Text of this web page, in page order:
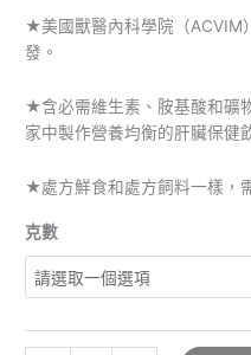
★美國獸醫內科學院（ACVIM
發。
★含必需維生素、胺基酸和礦
家中製作營養均衡的肝臟保健
★處方鮮食和處方飼料一樣，
克數